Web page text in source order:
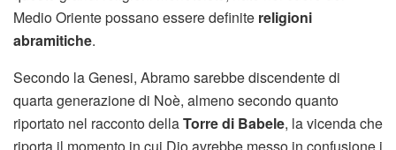
Medio Oriente possano essere definite religioni
abramitiche.
Secondo la Genesi, Abramo sarebbe discendente di
quarta generazione di Noè, almeno secondo quanto
riportato nel racconto dellaTorre di Babele, la vicenda che